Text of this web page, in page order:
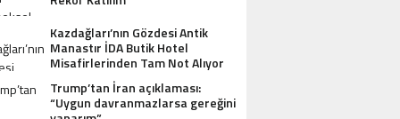
Kazdağları’nın Gözdesi Antik
Manastır İDA Butik Hotel
Misafirlerinden Tam Not Alıyor
Trump’tan İran açıklaması:
“Uygun davranmazlarsa gereğini